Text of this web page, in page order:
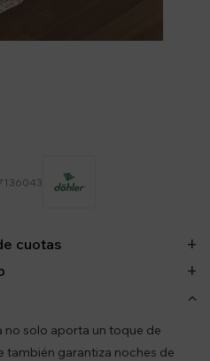
cuotas
no solo aporta un toque de
también garantiza noches de